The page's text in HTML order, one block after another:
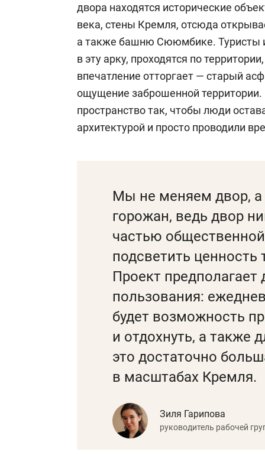
двора находятся исторические
века, стены Кремля, отсюда
а также башню Сююмбике. Туристы
в эту арку, проходятся по
впечатление отторгает — старый
ощущение заброшенной
пространство так, чтобы люди
архитектурой и просто проводили
Мы не меняем двор, а
горожан, ведь двор
частью
подсветить ценность
Проект предполагает
пользования:
будет возможность
и отдохнуть, а также
это достаточно
в масштабах Кремля.
Зиля Гарипова
руководитель рабочей